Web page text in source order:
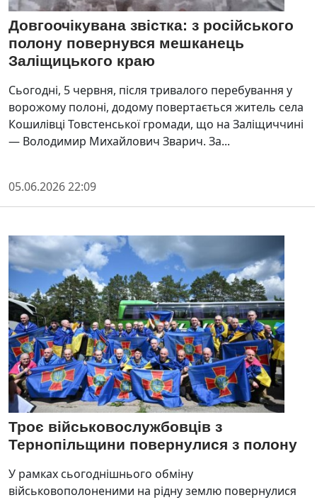
Довгоочікувана звістка: з російського
полону повернувся мешканець
Заліщицького краю
Сьогодні, 5 червня, після тривалого перебування у
ворожому полоні, додому повертається житель села
Кошилівці Товстенської громади, що на Заліщиччині
— Володимир Михайлович Зварич. За...
05.06.2026 22:09
Троє військовослужбовців з
Тернопільщини повернулися з полону
У рамках сьогоднішнього обміну
військовополоненими на рідну землю повернулися